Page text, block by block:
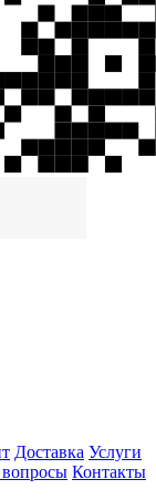
Доставка Услуги
Контакты